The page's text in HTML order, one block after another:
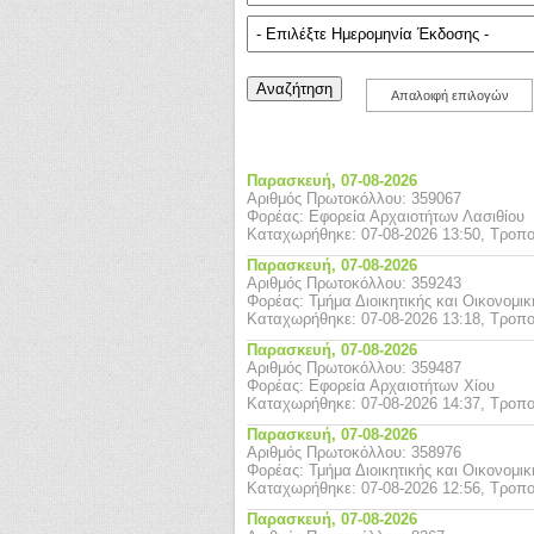
Απαλοιφή επιλογών
Παρασκευή, 07-08-2026
Αριθμός Πρωτοκόλλου: 359067
Φορέας: Εφορεία Αρχαιοτήτων Λασιθίου
Καταχωρήθηκε: 07-08-2026 13:50,
Παρασκευή, 07-08-2026
Αριθμός Πρωτοκόλλου: 359243
Φορέας: Τμήμα Διοικητικής και
Καταχωρήθηκε: 07-08-2026 13:18,
Παρασκευή, 07-08-2026
Αριθμός Πρωτοκόλλου: 359487
Φορέας: Εφορεία Αρχαιοτήτων Χίου
Καταχωρήθηκε: 07-08-2026 14:37,
Παρασκευή, 07-08-2026
Αριθμός Πρωτοκόλλου: 358976
Φορέας: Τμήμα Διοικητικής και
Καταχωρήθηκε: 07-08-2026 12:56,
Παρασκευή, 07-08-2026